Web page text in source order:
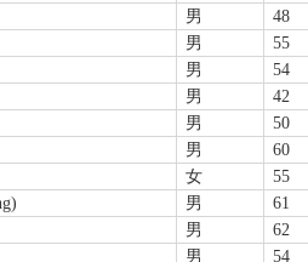
男
48
男
55
男
54
男
42
男
50
男
60
女
55
男
61
男
62
男 54